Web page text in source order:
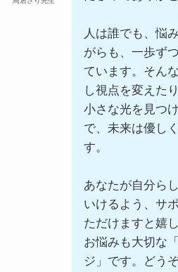
人は誰でも、悩
がらも、一歩ず
ています。そん
し視点を変えた
小さな光を見つ
で、未来は優し
す。
あなたが自分ら
いけるよう、サ
ただけますと嬉
お悩みも大切な
ジ」です。どう